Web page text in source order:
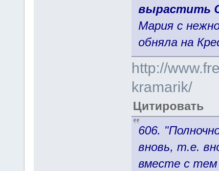
вырастить
Мария с
обняла на
http://
kramarik/
Цитировать
606.
вновь, т.е.
вместе с